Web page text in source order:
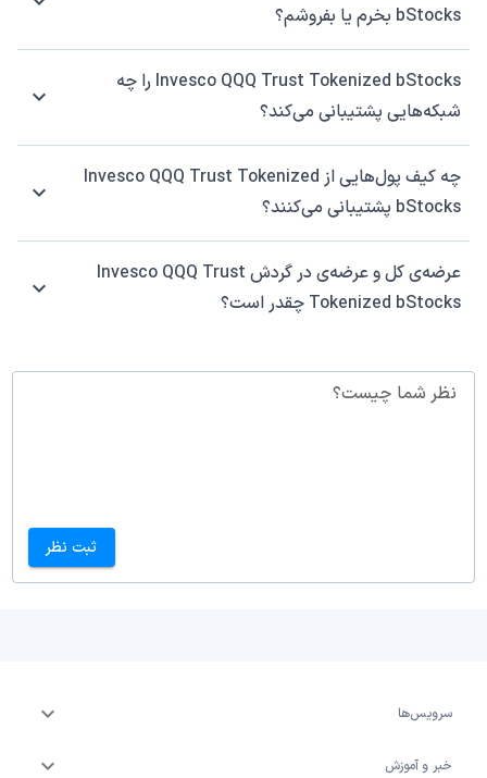
bStocks بخرم یا بفروشم؟
Invesco QQQ Trust Tokenized bStocks را چه
شبکه‌هایی پشتیبانی می‌کند؟
چه کیف پول‌هایی از Invesco QQQ Trust Tokenized
bStocks پشتیبانی می‌کنند؟
عرضه‌ی کل و عرضه‌ی در گردش Invesco QQQ Trust
Tokenized bStocks چقدر است؟
نظر شما چیست؟
ثبت نظر
سرویس‌ها
خبر و آموزش